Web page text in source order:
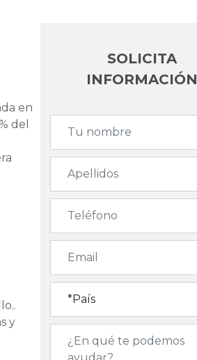
en
del
y
SOLICITA
INFORMACIÓN